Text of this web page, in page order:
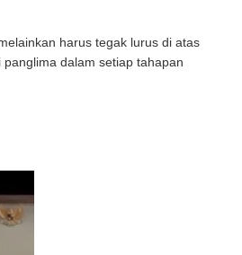
harus tegak lurus di atas
dalam setiap tahapan